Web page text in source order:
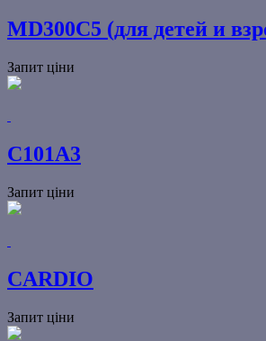
MD300C5 (для детей и
Запит ціни
С101A3
Запит ціни
CARDIO
Запит ціни